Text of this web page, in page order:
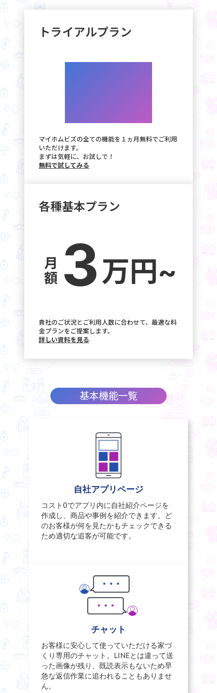
トライアルプラン
無料
マイホムビズの全ての機能を１ヵ月無料でご利用
いただけます。
まずは気軽に、お試しで！
無料で試してみる
各種基本プラン
月額 3万円~
貴社のご状況とご利用人数に合わせて、最適な料
金プランをご提案します。
詳しい資料を見る
基本機能一覧
自社アプリページ
コスト0でアプリ内に自社紹介ページを
作成し、商品や事例を紹介できます。ど
のお客様が何を見たかもチェックできる
ため適切な追客が可能です。
チャット
お客様に安心して使っていただける家づ
くり専用のチャット。LINEとは違って送
った画像が残り、既読表示もないため早
急な返信作業に追われることもありませ
ん。